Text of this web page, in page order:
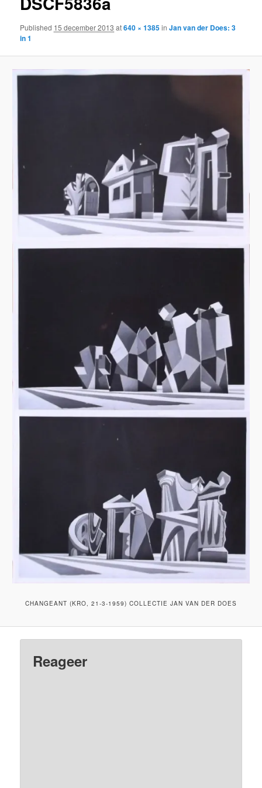
Published 15 december 2013 at640 × 1385inJan van der Does: 3
in 1
CHANGEANT (KRO, 21-3-1959) COLLECTIE JAN VAN DER DOES
Reageer